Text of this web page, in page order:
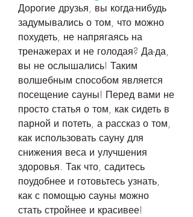
Дорогие друзья, вы когда-нибудь
задумывались о том, что можно
похудеть, не напрягаясь на
тренажерах и не голодая? Да-да,
вы не ослышались! Таким
волшебным способом является
посещение сауны! Перед вами не
просто статья о том, как сидеть в
парной и потеть, а рассказ о том,
как использовать сауну для
снижения веса и улучшения
здоровья. Так что, садитесь
поудобнее и готовьтесь узнать,
как с помощью сауны можно
стать стройнее и красивее!